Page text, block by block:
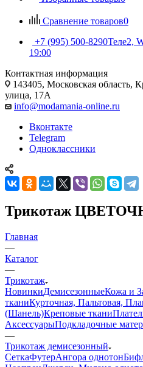
Сравнение товаров0
+7 (995) 500-8290Теле2,
19:00
Контактная информация
143405, Московская область,
улица, 17А
info@modamania-online.ru
Вконтакте
Telegram
Одноклассники
Трикотаж
Главная
—
Каталог
—
Трикотаж
НовинкиДемисезонныеКожа и
тканиКурточная, Пальтовая,
(Шанель)Креповые ткани
АксессуарыПодкладочные
—
Трикотаж демисезонный
СеткаФутерАнгора однотон